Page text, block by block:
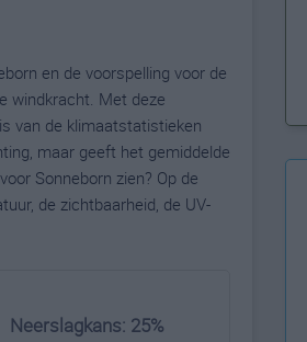
en de voorspelling voor de
windkracht. Met deze
van de klimaatstatistieken
maar geeft het gemiddelde
Sonneborn zien? Op de
de zichtbaarheid, de UV-
Neerslagkans: 25%